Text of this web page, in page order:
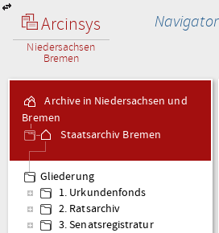
Arcinsys
Niedersachsen
Bremen
Navigator
Archive in Niedersachsen und
Bremen
Staatsarchiv Bremen
Gliederung
1. Urkundenfonds
2. Ratsarchiv
3. Senatsregistratur